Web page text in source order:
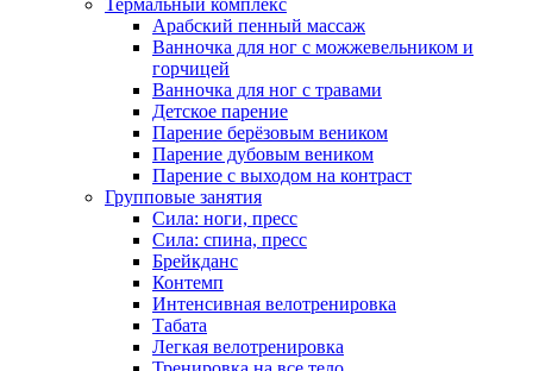
Термальный комплекс
Арабский пенный массаж
Ванночка для ног с можжевельником и
горчицей
Ванночка для ног с травами
Детское парение
Парение берёзовым веником
Парение дубовым веником
Парение с выходом на контраст
Групповые занятия
Сила: ноги, пресс
Сила: спина, пресс
Брейкданс
Контемп
Интенсивная велотренировка
Табата
Легкая велотренировка